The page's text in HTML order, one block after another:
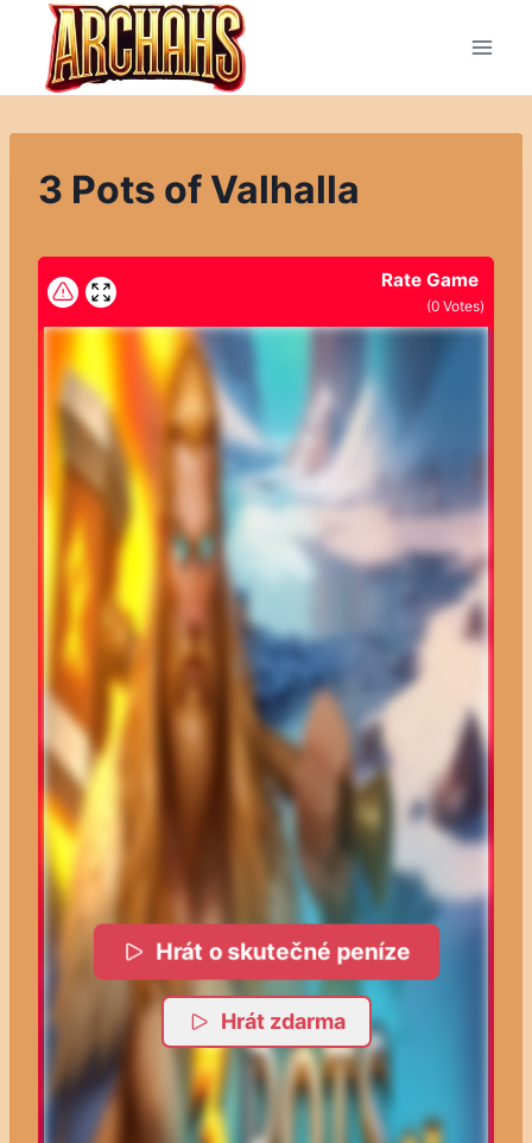
Přeskočit
obsah
3 Pots of Valhalla
Rate Game
(0 Votes)
Hrát o skutečné peníze
Hrát zdarma